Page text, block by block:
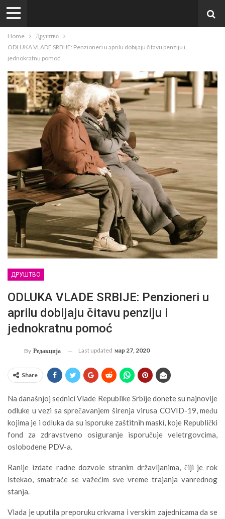
Home
Друштво
ODLUKA VLADE SRBIJE: Penzioneri u aprilu dobijaju čitavu penziju i
jednokratnu pomoć
ДРУШТВО
ODLUKA VLADE SRBIJE: Penzioneri u
aprilu dobijaju čitavu penziju i
jednokratnu pomoć
By Редакција Last updated мар 27, 2020
Share
Na današnjoj sednici Vlade Republike Srbije donete su najnovije
odluke u vezi sa sprečavanjem širenja virusa COVID-19, među
kojima je i odluka da su isporuke zaštitnih maski, koje Republički
fond za zdravstveno osiguranje isporučuje veletrgovcima,
oslobođene PDV-a.
Ranije izdate radne dozvole stranim državljanima, čiji je rok
istekao, smatraće se važećim sve vreme trajanja vanrednog
stanja.
Vlada je uputila preporuku crkvama i verskim zajednicama da se